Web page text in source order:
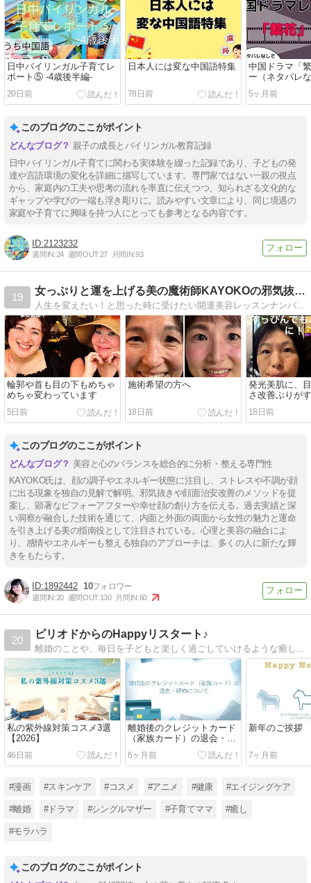
日中バイリンガル子育てレ
ポート⑤ -4歳後半編-
20日前
日本人には変な中国語特集
78日前
中国ドラマ「
ー（ネタバレ
5ヶ月前
このブログのここがポイント
親子の成長とバイリンガル教育記録
日中バイリンガル子育てに関わる実体験を綴った記録であり、子どもの発
達や言語環境の変化を詳細に描写しています。専門家ではない一親の視点
から、家庭内の工夫や思考の流れを率直に伝えつつ、知られざる文化的な
ギャップや学びの一端も浮き彫りに。読みやすい文章により、同じ境遇の
家庭や子育てに興味を持つ人にとっても参考となる内容です。
2123232
週間IN:24 週間OUT:27 月間IN:93
19
女っぷりと運を上げる美の魔術師KAYOKOの邪気抜きメソッ…
人生を変えたい！と思った時に受けたい開運美容レッスンナンバー１！を開催〜幸せモテ顔を作る邪気抜き開運メソッドで人生も運も上げる開運ビューティーコンサルタント
輪郭や首も目の下もめちゃ
めちゃ変わっています
5日前
施術希望の方へ
18日前
発光美肌に、
さ改善ぶりが
18日前
このブログのここがポイント
美容と心のバランスを総合的に分析・整える専門性
KAYOKO氏は、顔の調子やエネルギー状態に注目し、ストレスや不調が顔
に出る現象を独自の見解で解明。邪気抜きや顔面治安改善のメソッドを提
案し、顕著なビフォーアフターや幸せ顔の創り方を伝える。過去実績と深
い洞察が融合した技術を通じて、内面と外面の両面から女性の魅力と運命
を引き上げる美の指南役として注目されている。心理と美容の融合によ
り、感情やエネルギーも整える独自のアプローチは、多くの人に新たな輝
きをもたらす。
1892442 10
週間IN:20 週間OUT:130 月間IN:60
20
ピリオドからのHappyリスタート♪
離婚のことや、毎日を子どもと楽しく過ごしていけるような癒しのことなどを綴っています。よろしくお願いいたします♪
私の紫外線対策コスメ3選
【2026】
46日前
離婚後のクレジットカード
（家族カード）の退会・解
約について
6ヶ月前
新年のご挨拶
7ヶ月前
#漫画 #スキンケア #コスメ #アニメ #健康 #エイジングケア
#離婚 #ドラマ #シングルマザー #子育てママ #癒し
#モラハラ
このブログのここがポイント